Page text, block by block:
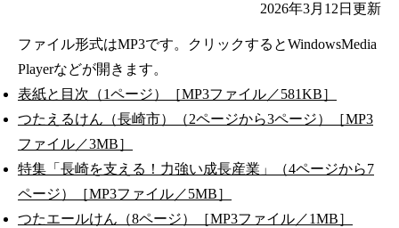
2026年3月12日 更新
ファイル形式はMP3です。クリックするとWindowsMedia
Playerなどが開きます。
表紙と目次（1ページ）［MP3ファイル／581KB］
つたえるけん（長崎市）（2ページから3ページ）［MP3
ファイル／3MB］
特集「長崎を支える！力強い成長産業」（4ページから7
ページ）［MP3ファイル／5MB］
つたエールけん（8ページ）［MP3ファイル／1MB］